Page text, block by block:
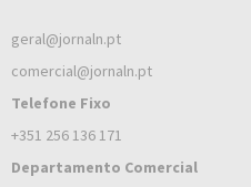
geral@jornaln.pt
comercial@jornaln.pt
Telefone Fixo
+351 256 136 171
Departamento Comercial